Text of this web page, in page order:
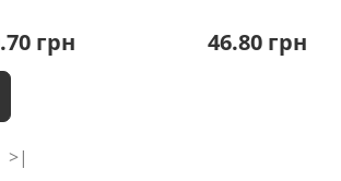
грн 46.80 грн
>|